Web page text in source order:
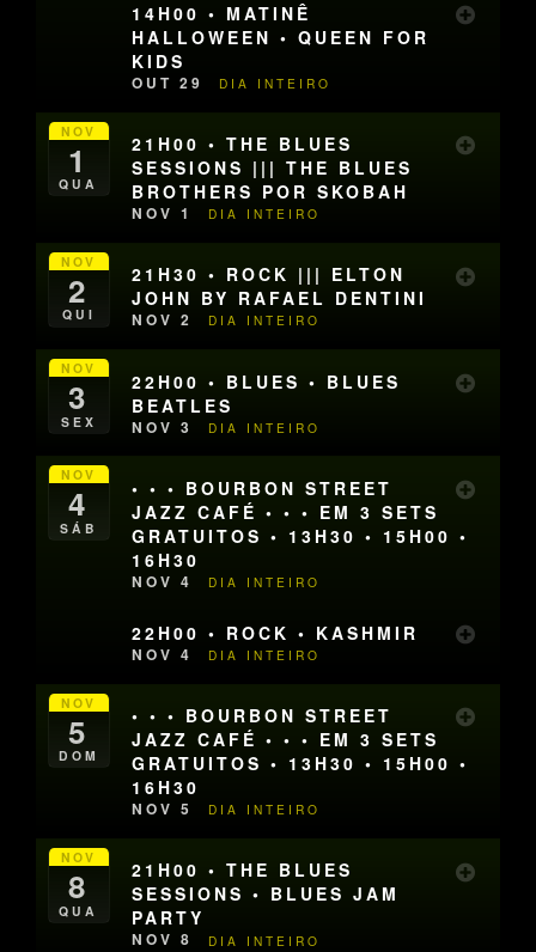
14H00 • MATINÊ
HALLOWEEN • QUEEN FOR
KIDS
OUT 29 DIA INTEIRO
NOV
1
QUA
21H00 • THE BLUES
SESSIONS ||| THE BLUES
BROTHERS POR SKOBAH
NOV 1 DIA INTEIRO
NOV
2
QUI
21H30 • ROCK ||| ELTON
JOHN BY RAFAEL DENTINI
NOV 2 DIA INTEIRO
NOV
3
SEX
22H00 • BLUES • BLUES
BEATLES
NOV 3 DIA INTEIRO
NOV
4
SÁB
• • • BOURBON STREET
JAZZ CAFÉ • • • EM 3 SETS
GRATUITOS • 13H30 • 15H00 •
16H30
NOV 4 DIA INTEIRO
22H00 • ROCK • KASHMIR
NOV 4 DIA INTEIRO
NOV
5
DOM
• • • BOURBON STREET
JAZZ CAFÉ • • • EM 3 SETS
GRATUITOS • 13H30 • 15H00 •
16H30
NOV 5 DIA INTEIRO
NOV
8
QUA
21H00 • THE BLUES
SESSIONS • BLUES JAM
PARTY
NOV 8 DIA INTEIRO